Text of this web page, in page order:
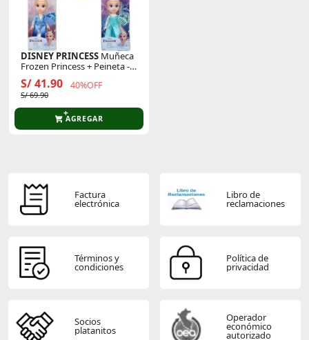
DISNEY PRINCESS Muñeca
Frozen Princess + Peineta -
Modelo Aleatorio
S/ 41.90 40%OFF
S/ 69.90
AGREGAR
Factura
electrónica
Libro de
reclamaciones
Términos y
condiciones
Política de
privacidad
Socios
platanitos
Operador
económico
autorizado